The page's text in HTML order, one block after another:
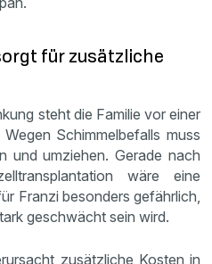
für zusätzliche
steht die Familie vor einer
Schimmelbefalls muss
und umziehen. Gerade nach
wäre eine
Franzi besonders gefährlich,
geschwächt sein wird.
zusätzliche Kosten in